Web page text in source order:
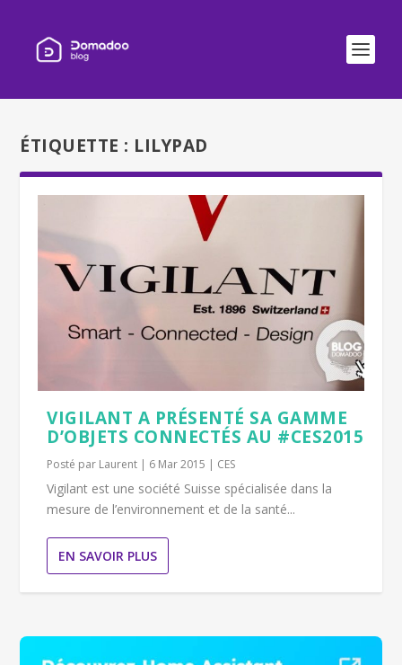
ÉTIQUETTE : LILYPAD
VIGILANT A PRÉSENTÉ SA GAMME
D’OBJETS CONNECTÉS AU #CES2015
Posté par Laurent | 6 Mar 2015 | CES
Vigilant est une société Suisse spécialisée dans la
mesure de l’environnement et de la santé...
EN SAVOIR PLUS